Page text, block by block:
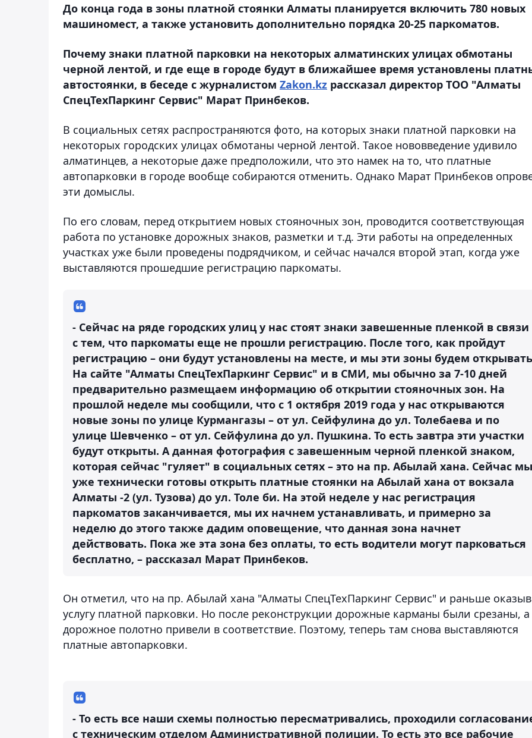
До конца года в зоны платной стоянки Алматы планируется включить 780 новых
машиномест, а также установить дополнительно порядка 20-25 паркоматов.
Почему знаки платной парковки на некоторых алматинских улицах обмотаны
черной лентой, и где еще в городе будут в ближайшее время установлены
автостоянки, в беседе с журналистом Zakon.kz рассказал директор ТОО "Алматы
СпецТехПаркинг Сервис" Марат Принбеков.
В социальных сетях распространяются фото, на которых знаки платной парковки на
некоторых городских улицах обмотаны черной лентой. Такое нововведение удивило
алматинцев, а некоторые даже предположили, что это намек на то, что платные
автопарковки в городе вообще собираются отменить. Однако Марат Принбеков
эти домыслы.
По его словам, перед открытием новых стояночных зон, проводится соответствующая
работа по установке дорожных знаков, разметки и т.д. Эти работы на определенных
участках уже были проведены подрядчиком, и сейчас начался второй этап, когда уже
выставляются прошедшие регистрацию паркоматы.
- Сейчас на ряде городских улиц у нас стоят знаки завешенные пленкой в связи
с тем, что паркоматы еще не прошли регистрацию. После того, как пройдут
регистрацию – они будут установлены на месте, и мы эти зоны будем
На сайте "Алматы СпецТехПаркинг Сервис" и в СМИ, мы обычно за 7-10 дней
предварительно размещаем информацию об открытии стояночных зон. На
прошлой неделе мы сообщили, что с 1 октября 2019 года у нас открываются
новые зоны по улице Курмангазы – от ул. Сейфулина до ул. Толебаева и по
улице Шевченко – от ул. Сейфулина до ул. Пушкина. То есть завтра эти участки
будут открыты. А данная фотография с завешенным черной пленкой знаком,
которая сейчас "гуляет" в социальных сетях – это на пр. Абылай хана. Сейчас мы
уже технически готовы открыть платные стоянки на Абылай хана от вокзала
Алматы -2 (ул. Тузова) до ул. Толе би. На этой неделе у нас регистрация
паркоматов заканчивается, мы их начнем устанавливать, и примерно за
неделю до этого также дадим оповещение, что данная зона начнет
действовать. Пока же эта зона без оплаты, то есть водители могут парковаться
бесплатно, – рассказал Марат Принбеков.
Он отметил, что на пр. Абылай хана "Алматы СпецТехПаркинг Сервис" и раньше
услугу платной парковки. Но после реконструкции дорожные карманы были срезаны, а
дорожное полотно привели в соответствие. Поэтому, теперь там снова выставляются
платные автопарковки.
- То есть все наши схемы полностью пересматривались, проходили
с техническим отделом Административной полиции. То есть это все рабочие